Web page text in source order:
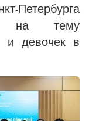
Петербурга
на тему
и девочек в